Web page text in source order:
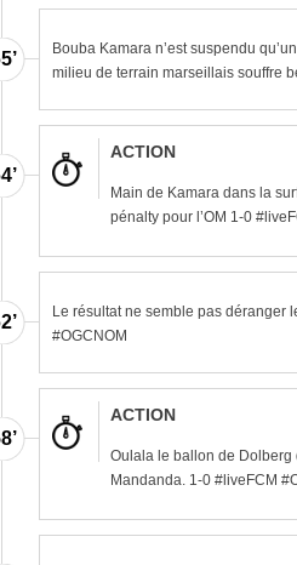
Bouba Kamara n’est suspendu
milieu de terrain marseillais souffre
ACTION
Main de Kamara dans la
pénalty pour l’OM 1-0
Le résultat ne semble pas déranger
#OGCNOM
ACTION
Oulala le ballon de Dolberg
Mandanda. 1-0 #liveFCM